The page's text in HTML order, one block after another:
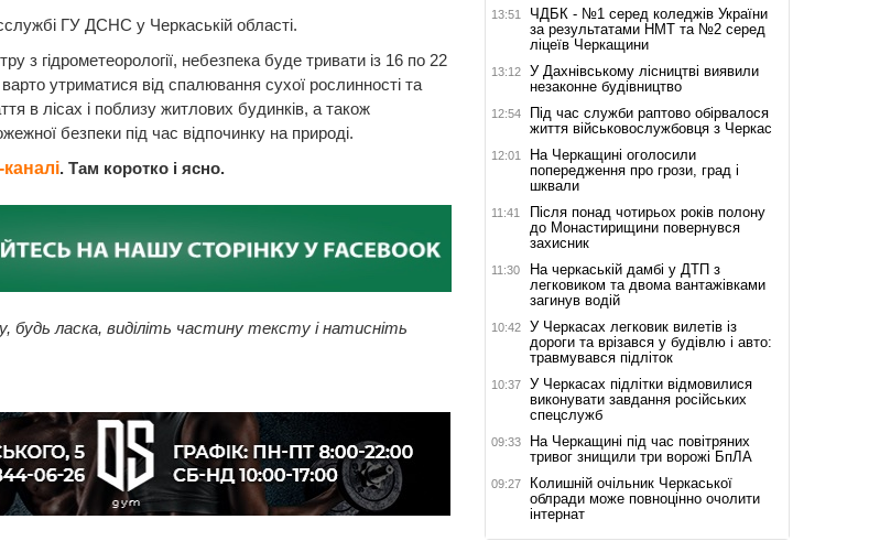
ГУ ДСНС у Черкаській області.
з гідрометеорології, небезпека буде тривати із 16 по 22
утриматися від спалювання сухої рослинності та
в лісах і поблизу житлових будинків, а також
безпеки під час відпочинку на природі.
. Там коротко і ясно.
будь ласка, виділіть частину тексту і натисніть
13:51
ЧДБК - №1 серед коледжів України
за результатами НМТ та №2 серед
ліцеїв Черкащини
13:12
У Дахнівському лісництві виявили
незаконне будівництво
12:54
Під час служби раптово обірвалося
життя військовослужбовця з Черкас
12:01
На Черкащині оголосили
попередження про грози, град і
шквали
11:41
Після понад чотирьох років полону
до Монастирищини повернувся
захисник
11:30
На черкаській дамбі у ДТП з
легковиком та двома вантажівками
загинув водій
10:42
У Черкасах легковик вилетів із
дороги та врізався у будівлю і авто:
травмувався підліток
10:37
У Черкасах підлітки відмовилися
виконувати завдання російських
спецслужб
09:33
На Черкащині під час повітряних
тривог знищили три ворожі БпЛА
09:27
Колишній очільник Черкаської
облради може повноцінно очолити
інтернат